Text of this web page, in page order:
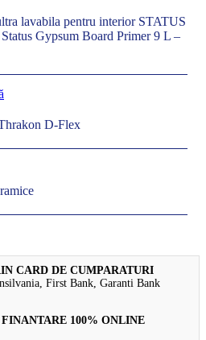
lavabila pentru interior STATUS
Gypsum Board Primer 9 L –
D-Flex
CARD DE CUMPARATURI
First Bank, Garanti Bank
100% ONLINE